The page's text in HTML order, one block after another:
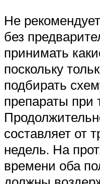
Не
без
принимать
поскольку
подбирать
препараты при
составляет от
недель. На
времени оба